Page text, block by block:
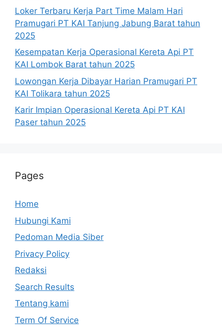
Loker Terbaru Kerja Part Time Malam Hari
Pramugari PT KAI Tanjung Jabung Barat tahun
2025
Kesempatan Kerja Operasional Kereta Api PT
KAI Lombok Barat tahun 2025
Lowongan Kerja Dibayar Harian Pramugari PT
KAI Tolikara tahun 2025
Karir Impian Operasional Kereta Api PT KAI
Paser tahun 2025
Pages
Home
Hubungi Kami
Pedoman Media Siber
Privacy Policy
Redaksi
Search Results
Tentang kami
Term Of Service